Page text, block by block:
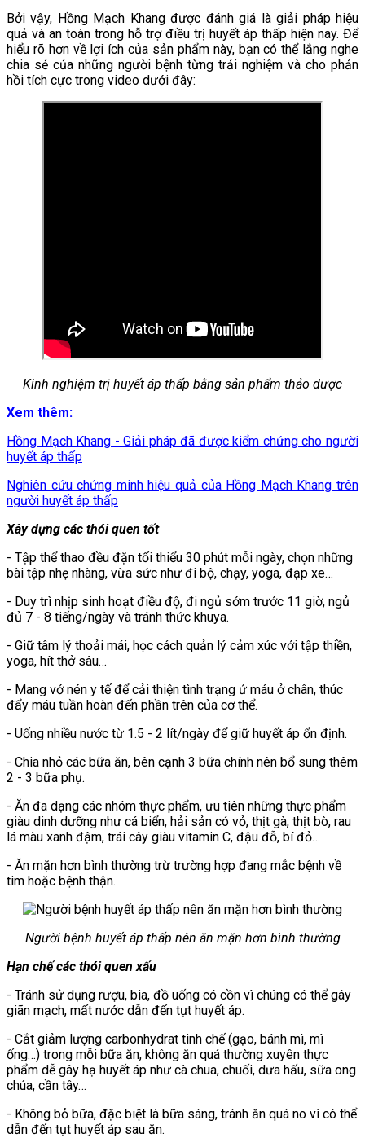
Bởi vậy, Hồng Mạch Khang được đánh giá là giải pháp hiệu
quả và an toàn trong hỗ trợ điều trị huyết áp thấp hiện nay. Để
hiểu rõ hơn về lợi ích của sản phẩm này, bạn có thể lắng nghe
chia sẻ của những người bệnh từng trải nghiệm và cho phản
hồi tích cực trong video dưới đây:
Kinh nghiệm trị huyết áp thấp bằng sản phẩm thảo dược
Xem thêm:
Hồng Mạch Khang - Giải pháp đã được kiểm chứng cho người
huyết áp thấp
Nghiên cứu chứng minh hiệu quả của Hồng Mạch Khang trên
người huyết áp thấp
Xây dựng các thói quen tốt
- Tập thể thao đều đặn tối thiểu 30 phút mỗi ngày, chọn những
bài tập nhẹ nhàng, vừa sức như đi bộ, chạy, yoga, đạp xe…
- Duy trì nhịp sinh hoạt điều độ, đi ngủ sớm trước 11 giờ, ngủ
đủ 7 - 8 tiếng/ngày và tránh thức khuya.
- Giữ tâm lý thoải mái, học cách quản lý cảm xúc với tập thiền,
yoga, hít thở sâu…
- Mang vớ nén y tế để cải thiện tình trạng ứ máu ở chân, thúc
đẩy máu tuần hoàn đến phần trên của cơ thể.
- Uống nhiều nước từ 1.5 - 2 lít/ngày để giữ huyết áp ổn định.
- Chia nhỏ các bữa ăn, bên cạnh 3 bữa chính nên bổ sung thêm
2 - 3 bữa phụ.
- Ăn đa dạng các nhóm thực phẩm, ưu tiên những thực phẩm
giàu dinh dưỡng như cá biển, hải sản có vỏ, thịt gà, thịt bò, rau
lá màu xanh đậm, trái cây giàu vitamin C, đậu đỗ, bí đỏ…
- Ăn mặn hơn bình thường trừ trường hợp đang mắc bệnh về
tim hoặc bệnh thận.
Người bệnh huyết áp thấp nên ăn mặn hơn bình thường
Hạn chế các thói quen xấu
- Tránh sử dụng rượu, bia, đồ uống có cồn vì chúng có thể gây
giãn mạch, mất nước dẫn đến tụt huyết áp.
- Cắt giảm lượng carbonhydrat tinh chế (gạo, bánh mì, mì
ống…) trong mỗi bữa ăn, không ăn quá thường xuyên thực
phẩm dễ gây hạ huyết áp như cà chua, chuối, dưa hấu, sữa ong
chúa, cần tây…
- Không bỏ bữa, đặc biệt là bữa sáng, tránh ăn quá no vì có thể
dẫn đến tụt huyết áp sau ăn.